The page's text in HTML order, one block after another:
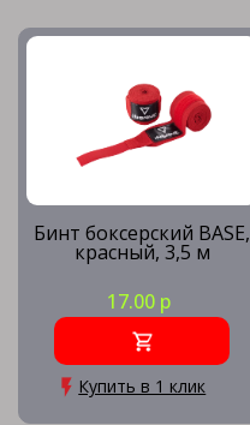
Бинт боксерский BASE,
красный, 3,5 м
17.00 р
Купить в 1 клик